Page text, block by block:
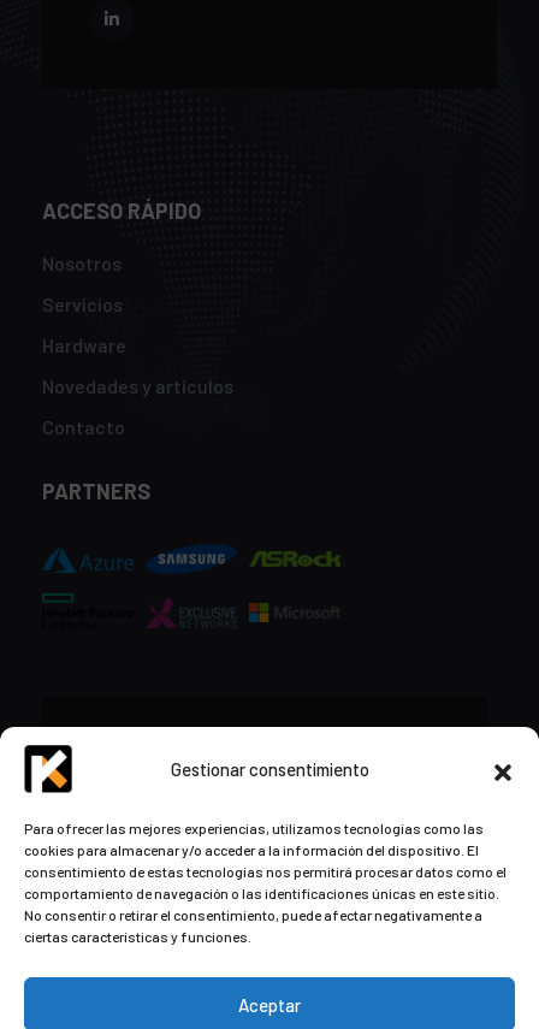
Gestionar consentimiento
Para ofrecer las mejores experiencias, utilizamos tecnologías como las
cookies para almacenar y/o acceder a la información del dispositivo. El
consentimiento de estas tecnologías nos permitirá procesar datos como el
comportamiento de navegación o las identificaciones únicas en este sitio.
No consentir o retirar el consentimiento, puede afectar negativamente a
ciertas características y funciones.
Aceptar
ACCESO RÁPIDO
Nosotros
Servicios
Hardware
Novedades y artículos
Contacto
PARTNERS
contacto@kds.cloud
www.kds.cloud
Plaza Libertad 8Entreplanta, Oficina
3,31004 Pamplona,